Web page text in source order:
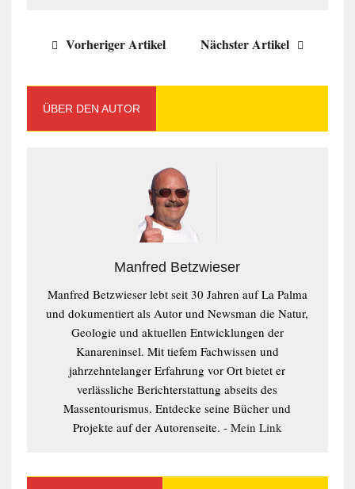
Vorheriger Artikel Nächster Artikel
ÜBER DEN AUTOR
Manfred Betzwieser
Manfred Betzwieser lebt seit 30 Jahren auf La Palma
und dokumentiert als Autor und Newsman die Natur,
Geologie und aktuellen Entwicklungen der
Kanareninsel. Mit tiefem Fachwissen und
jahrzehntelanger Erfahrung vor Ort bietet er
verlässliche Berichterstattung abseits des
Massentourismus. Entdecke seine Bücher und
Projekte auf der Autorenseite. - Mein Link